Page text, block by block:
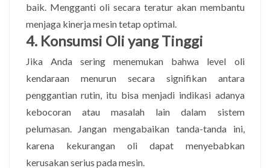
baik. Mengganti oli secara teratur akan membantu
menjaga kinerja mesin tetap optimal.
4. Konsumsi Oli yang Tinggi
Jika Anda sering menemukan bahwa level oli
kendaraan menurun secara signifikan antara
penggantian rutin, itu bisa menjadi indikasi adanya
kebocoran atau masalah lain dalam sistem
pelumasan. Jangan mengabaikan tanda-tanda ini,
karena kekurangan oli dapat menyebabkan
kerusakan serius pada mesin.